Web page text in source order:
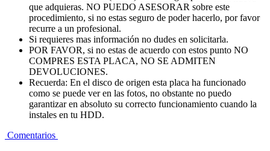
que adquieras. NO PUEDO ASESORAR sobre este
procedimiento, si no estas seguro de poder hacerlo, por favor
recurre a un profesional.
Si requieres mas información no dudes en solicitarla.
POR FAVOR, si no estas de acuerdo con estos punto NO
COMPRES ESTA PLACA, NO SE ADMITEN
DEVOLUCIONES.
Recuerda: En el disco de origen esta placa ha funcionado
como se puede ver en las fotos, no obstante no puedo
garantizar en absoluto su correcto funcionamiento cuando la
instales en tu HDD.
Comentarios